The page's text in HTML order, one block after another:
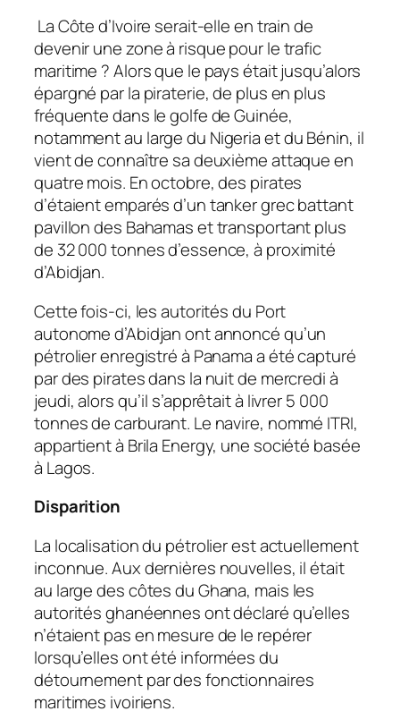
La Côte d’Ivoire serait-elle en train de
devenir une zone à risque pour le trafic
maritime ? Alors que le pays était jusqu’alors
épargné par la piraterie, de plus en plus
fréquente dans le golfe de Guinée,
notamment au large du Nigeria et du Bénin, il
vient de connaître sa deuxième attaque en
quatre mois. En octobre, des pirates
d’étaient emparés d’un tanker grec battant
pavillon des Bahamas et transportant plus
de 32 000 tonnes d’essence, à proximité
d’Abidjan.
Cette fois-ci, les autorités du Port
autonome d’Abidjan ont annoncé qu’un
pétrolier enregistré à Panama a été capturé
par des pirates dans la nuit de mercredi à
jeudi, alors qu’il s’apprêtait à livrer 5 000
tonnes de carburant. Le navire, nommé ITRI,
appartient à Brila Energy, une société basée
à Lagos.
Disparition
La localisation du pétrolier est actuellement
inconnue. Aux dernières nouvelles, il était
au large des côtes du Ghana, mais les
autorités ghanéennes ont déclaré qu’elles
n’étaient pas en mesure de le repérer
lorsqu’elles ont été informées du
détournement par des fonctionnaires
maritimes ivoiriens.